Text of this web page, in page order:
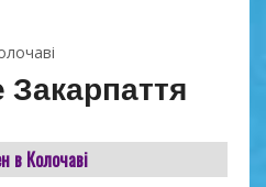
Закарпаття
в Колочаві